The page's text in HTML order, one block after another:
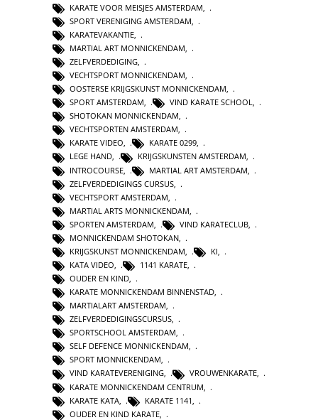
KARATE VOOR MEISJES AMSTERDAM
SPORT VERENIGING AMSTERDAM
KARATEVAKANTIE
MARTIAL ART MONNICKENDAM
ZELFVERDEDIGING,
VECHTSPORT MONNICKENDAM,
OOSTERSE KRIJGSKUNST MONNICKENDAM,
SPORT AMSTERDAM, VIND KARATE SCHOOL,
SHOTOKAN MONNICKENDAM,
VECHTSPORTEN AMSTERDAM,
KARATE VIDEO, KARATE 0299,
LEGE HAND, KRIJGSKUNSTEN AMSTERDAM,
INTROCOURSE
MARTIAL ART AMSTERDAM
ZELFVERDEDIGINGS CURSUS
VECHTSPORT AMSTERDAM
MARTIAL ARTS MONNICKENDAM
SPORTEN AMSTERDAM
VIND KARATECLUB
MONNICKENDAM SHOTOKAN
KRIJGSKUNST MONNICKENDAM
KI
KATA VIDEO
1141 KARATE
OUDER EN KIND,
KARATE MONNICKENDAM BINNENSTAD,
MARTIALART AMSTERDAM,
ZELFVERDEDIGINGSCURSUS,
SPORTSCHOOL AMSTERDAM,
SELF DEFENCE MONNICKENDAM,
SPORT MONNICKENDAM,
VIND KARATEVERENIGING, VROUWENKARATE,
KARATE MONNICKENDAM CENTRUM
KARATE KATA
KARATE 1141
OUDER EN KIND KARATE